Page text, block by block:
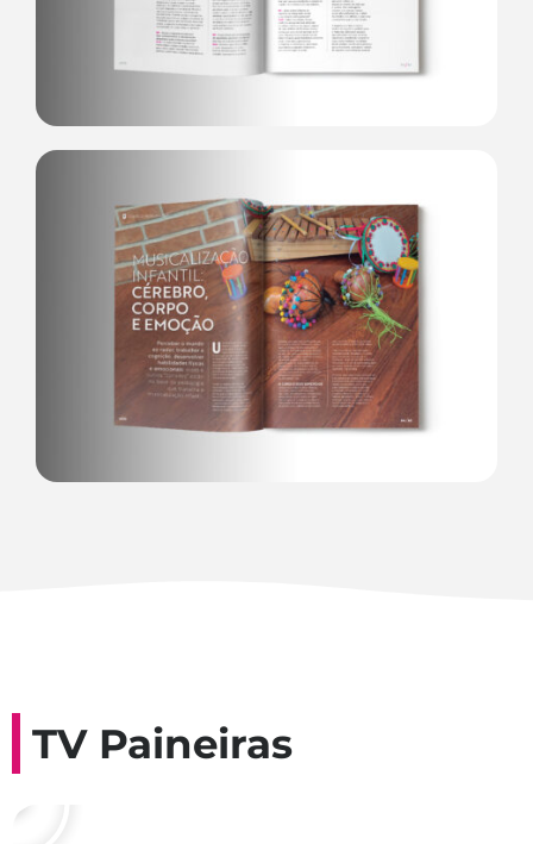
TV Paineiras